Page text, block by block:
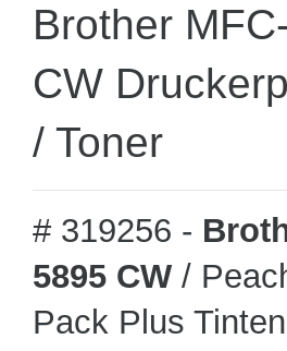
Brother
CW
/ Toner
# 319256 -
5895 CW /
Pack Plus